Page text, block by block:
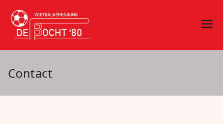
naar
inhoud
vv De Bocht
Contact